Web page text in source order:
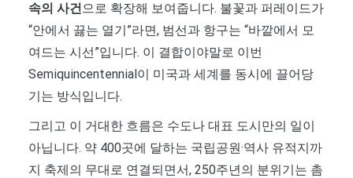
속의 사건으로 확장해 보여줍니다. 불꽃과 퍼레이드가
“안에서 끓는 열기”라면, 범선과 항구는 “바깥에서 모
여드는 시선”입니다. 이 결합이야말로 이번
Semiquincentennial이 미국과 세계를 동시에 끌어당
기는 방식입니다.
그리고 이 거대한 흐름은 수도나 대표 도시만의 일이
아닙니다. 약 400곳에 달하는 국립공원·역사 유적지까
지 축제의 무대로 연결되면서, 250주년의 분위기는 촘